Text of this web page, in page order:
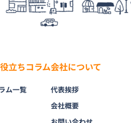
立ちコラム
ム一覧
会社について
代表挨拶
会社概要